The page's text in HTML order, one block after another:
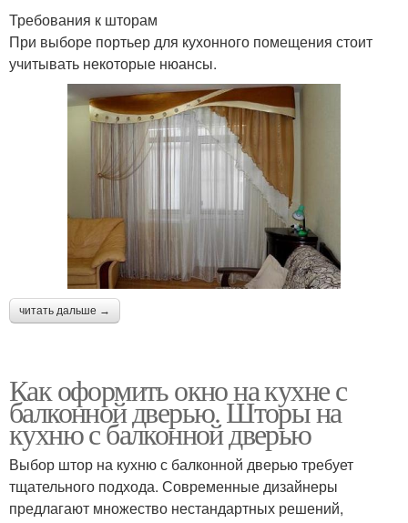
Требования к шторам
При выборе портьер для кухонного помещения стоит
учитывать некоторые нюансы.
читать дальше →
Как оформить окно на кухне с
балконной дверью. Шторы на
кухню с балконной дверью
Выбор штор на кухню с балконной дверью требует
тщательного подхода. Современные дизайнеры
предлагают множество нестандартных решений,